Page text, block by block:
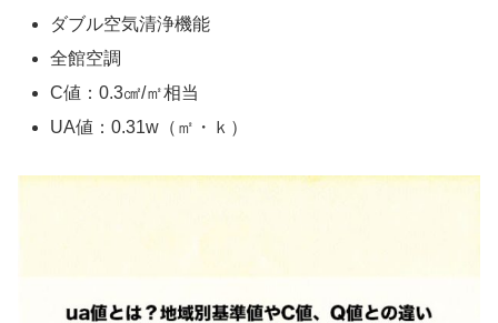
ダブル空気清浄機能
全館空調
C値：0.3㎠/㎡相当
UA値：0.31w（㎡・ｋ）